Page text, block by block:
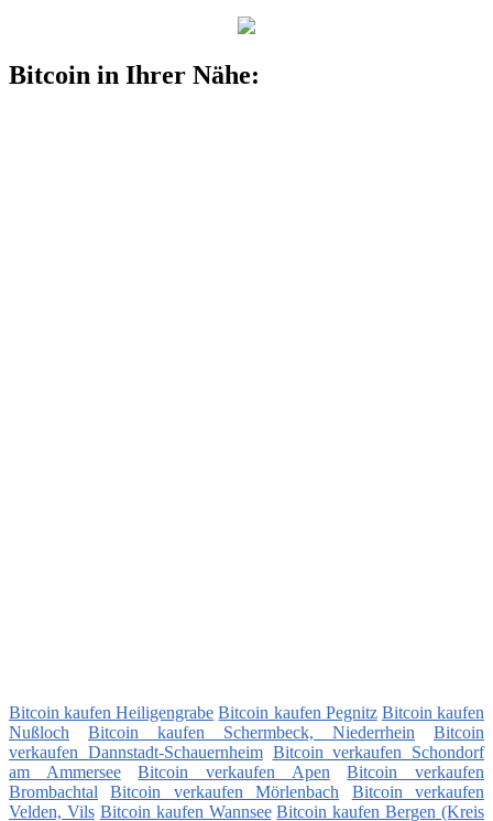
Bitcoin in Ihrer Nähe:
Bitcoin kaufen Heiligengrabe Bitcoin kaufen Pegnitz Bitcoin kaufen
Nußloch
Bitcoin kaufen Schermbeck, Niederrhein
Bitcoin
verkaufen Dannstadt-Schauernheim Bitcoin verkaufen Schondorf
am Ammersee
Bitcoin verkaufen Apen
Bitcoin verkaufen
Brombachtal
Bitcoin verkaufen Mörlenbach
Bitcoin verkaufen
Velden, Vils Bitcoin kaufen Wannsee Bitcoin kaufen Bergen (Kreis